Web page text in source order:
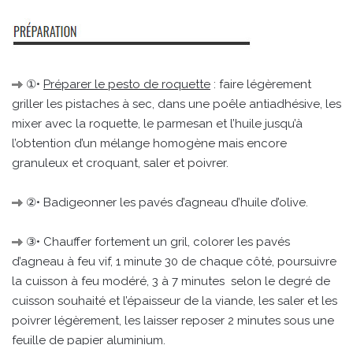
①• Préparer le pesto de roquette : faire légèrement
griller les pistaches à sec, dans une poêle antiadhésive, les
mixer avec la roquette, le parmesan et l’huile jusqu’à
l’obtention d’un mélange homogène mais encore
granuleux et croquant, saler et poivrer.
②• Badigeonner les pavés d’agneau d’huile d’olive.
③• Chauffer fortement un gril, colorer les pavés
d’agneau à feu vif, 1 minute 30 de chaque côté, poursuivre
la cuisson à feu modéré, 3 à 7 minutes selon le degré de
cuisson souhaité et l’épaisseur de la viande, les saler et les
poivrer légèrement, les laisser reposer 2 minutes sous une
feuille de papier aluminium.